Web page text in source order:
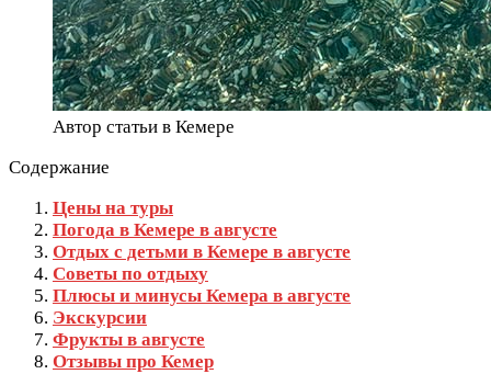
Автор статьи в Кемере
Содержание
Цены на туры
Погода в Кемере в августе
Отдых с детьми в Кемере в августе
Советы по отдыху
Плюсы и минусы Кемера в августе
Экскурсии
Фрукты в августе
Отзывы про Кемер